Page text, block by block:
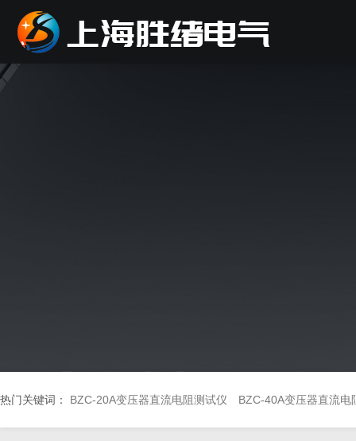
热门关键词： BZC-20A变压器直流电阻测试仪 BZC-40A变压器直流电